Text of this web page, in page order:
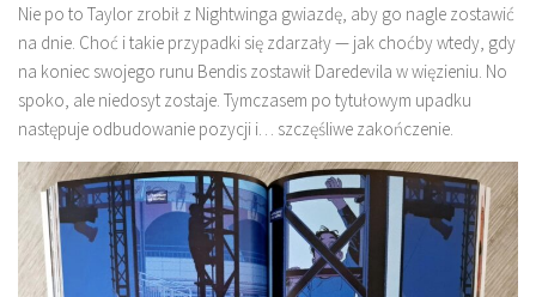
Nie po to Taylor zrobił z Nightwinga gwiazdę, aby go nagle zostawić
na dnie. Choć i takie przypadki się zdarzały — jak choćby wtedy, gdy
na koniec swojego runu Bendis zostawił Daredevila w więzieniu. No
spoko, ale niedosyt zostaje. Tymczasem po tytułowym upadku
następuje odbudowanie pozycji i… szczęśliwe zakończenie.